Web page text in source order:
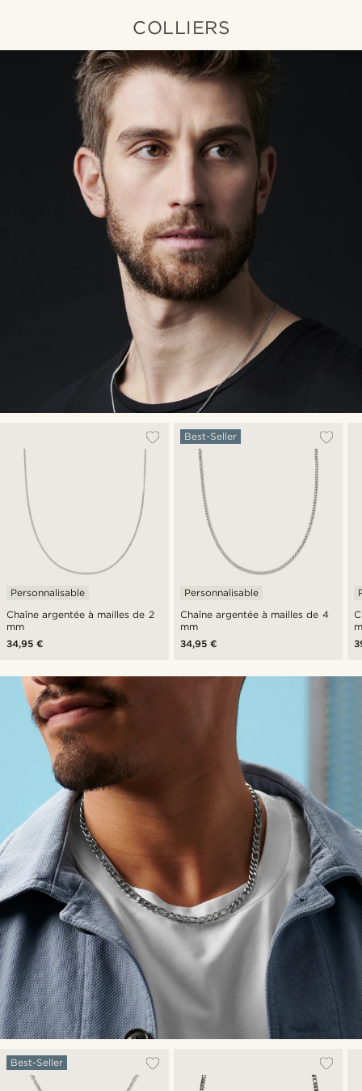
COLLIERS
Chaîne argentée à mailles de 2
mm
Personnalisable
34,95 €
Chaîne argentée à mailles de 4
mm
Best-Seller
Personnalisable
34,95 €
Best-Seller